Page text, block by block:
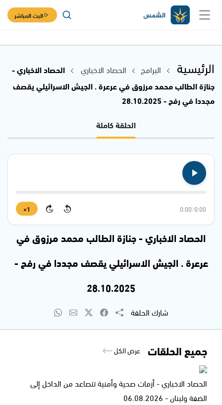
البث المباشر
الرئيسية البرامج الحصاد الاخباري
الحصاد الاخباري -
جنازة الطالب محمد مرزوق في عرعرة . الجيش الاسرائيلي يقصف
مجددا في رفح - 28.10.2025
الحلقة كاملة
0:00
/
0:00
15
15
1×
الحصاد الاخباري - جنازة الطالب محمد مرزوق في
عرعرة . الجيش الاسرائيلي يقصف مجددا في رفح -
28.10.2025
شارك الحلقة
جميع الحلقات عرض الكل
الحصاد الاخباري - أزمات صحية وأمنية تتصاعد من الداخل إلى
الضفة ولبنان - 06.08.2026